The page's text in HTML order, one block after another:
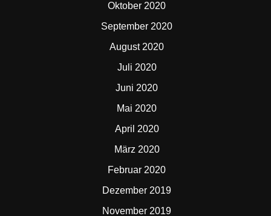
Oktober 2020
September 2020
August 2020
Juli 2020
Juni 2020
Mai 2020
April 2020
März 2020
Februar 2020
Dezember 2019
November 2019